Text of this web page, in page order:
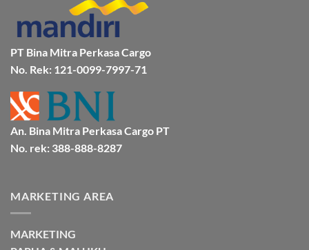
&
Aman
Bersama
Bmp
Cargo
PT Bina Mitra Perkasa Cargo
No. Rek: 121-0099-7997-71
An. Bina Mitra Perkasa Cargo PT
No. rek: 388-888-8287
MARKETING AREA
MARKETING